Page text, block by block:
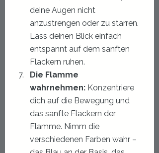
deine Augen nicht
anzustrengen oder zu starren.
Lass deinen Blick einfach
entspannt auf dem sanften
Flackern ruhen.
Die Flamme
wahrnehmen: Konzentriere
dich auf die Bewegung und
das sanfte Flackern der
Flamme. Nimm die
verschiedenen Farben wahr –